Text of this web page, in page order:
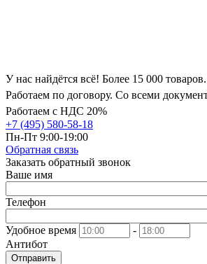
У нас найдётся всё! Более 15 000 товаров.
Работаем по договору. Со всеми
Работаем с НДС 20%
+7 (495) 580-58-18
Пн-Пт 9:00-19:00
Обратная связь
Заказать обратный звонок
Ваше имя
Телефон
Удобное время
-
Антибот
Отправить